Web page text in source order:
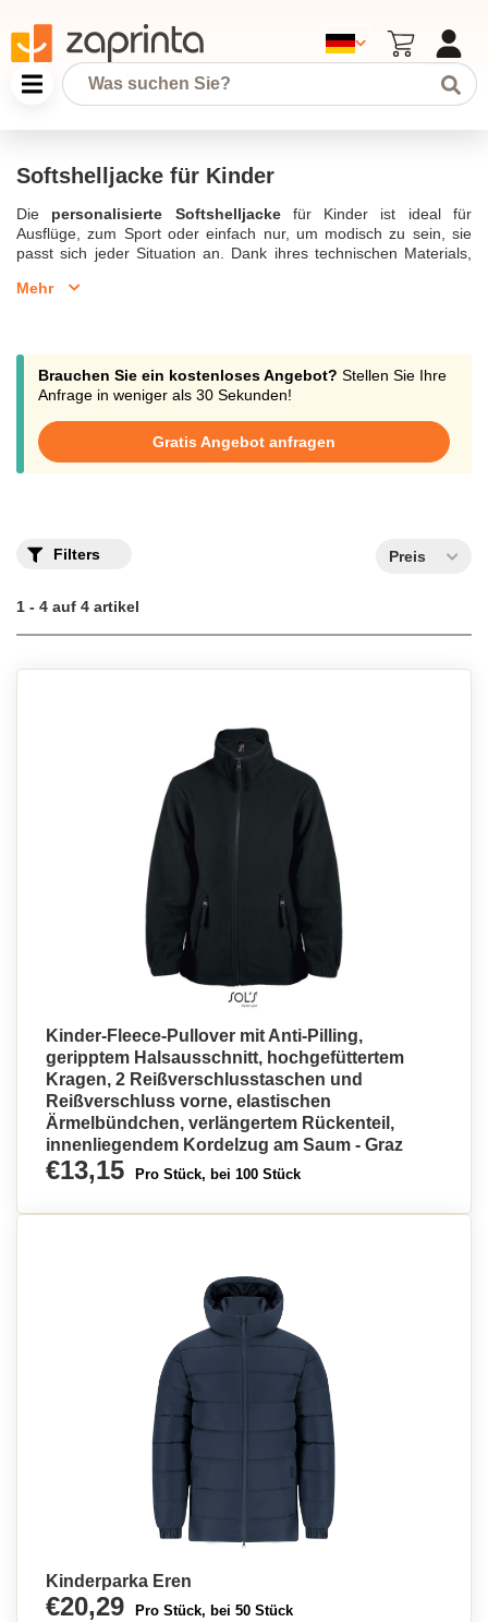
Softshelljacke für Kinder
Die personalisierte Softshelljackefür Kinder ist ideal für
Ausflüge, zum Sport oder einfach nur, um modisch zu sein, sie
passt sich jeder Situation an. Dank ihres technischen Materials,
verspricht die
Bestellen Sie ab 10 Produkten, um eine Sportmannschaft, eine
Schulklasse oder die Kinder Ihrer Kunden auszustatten. Unser
Team berät Sie und begleitet Sie bei der Umsetzung der
support@zaprinta.com.
Softshelljacke für Kinder
Mehr
Brauchen Sie ein kostenloses Angebot? Stellen Sie Ihre
Anfrage in weniger als 30 Sekunden!
Gratis Angebot anfragen
Filters Preis
1 - 4 auf 4 artikel
Kinder-Fleece-Pullover mit Anti-Pilling,
geripptem Halsausschnitt, hochgefüttertem
Kragen, 2 Reißverschlusstaschen und
Reißverschluss vorne, elastischen
Ärmelbündchen, verlängertem Rückenteil,
innenliegendem Kordelzug am Saum - Graz
€13,15 Pro Stück, bei 100 Stück
Kinderparka Eren
€20,29 Pro Stück, bei 50 Stück